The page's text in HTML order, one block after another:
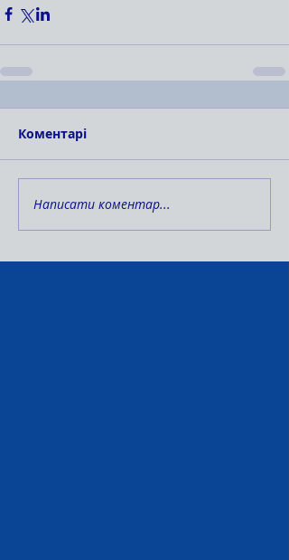
Коментарі
Написати коментар...